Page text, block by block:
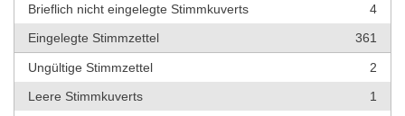
Brieflich nicht eingelegte Stimmkuverts
4
Eingelegte Stimmzettel
361
Ungültige Stimmzettel
2
Leere Stimmkuverts
1